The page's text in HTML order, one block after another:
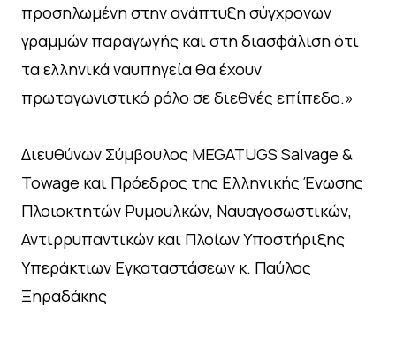
προσηλωμένη στην ανάπτυξη σύγχρονων
γραμμών παραγωγής και στη διασφάλιση ότι
τα ελληνικά ναυπηγεία θα έχουν
πρωταγωνιστικό ρόλο σε διεθνές επίπεδο.»
Διευθύνων Σύμβουλος MEGATUGS Salvage &
Towage και Πρόεδρος της Ελληνικής Ένωσης
Πλοιοκτητών Ρυμουλκών, Ναυαγοσωστικών,
Αντιρρυπαντικών και Πλοίων Υποστήριξης
Υπεράκτιων Εγκαταστάσεων κ. Παύλος
Ξηραδάκης